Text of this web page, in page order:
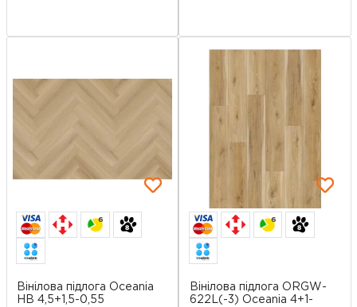
6
Вінілова підлога Oceania
HB 4,5+1,5-0,55
6
Вінілова підлога ORGW-
622L(-3) Oceania 4+1-